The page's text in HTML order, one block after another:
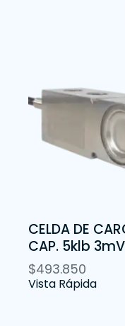
CELDA DE
CAP. 5klb 3mV
$493.850
Vista Rápida